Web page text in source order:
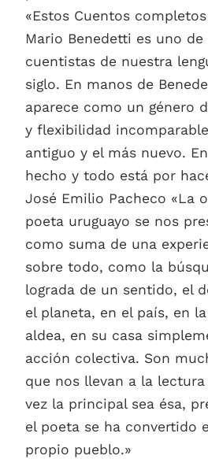
«Estos Cuentos
Mario Benedetti es uno de
cuentistas de nuestra
siglo. En manos de
aparece como un género
y flexibilidad
antiguo y el más nuevo.
hecho y todo está por
José Emilio Pacheco «La
poeta uruguayo se nos
como suma de una
sobre todo, como la
lograda de un sentido, el
el planeta, en el país, en
aldea, en su casa
acción colectiva. Son
que nos llevan a la lectura
vez la principal sea ésa,
el poeta se ha convertido
propio pueblo.»